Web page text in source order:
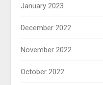
January 2023
December 2022
November 2022
October 2022